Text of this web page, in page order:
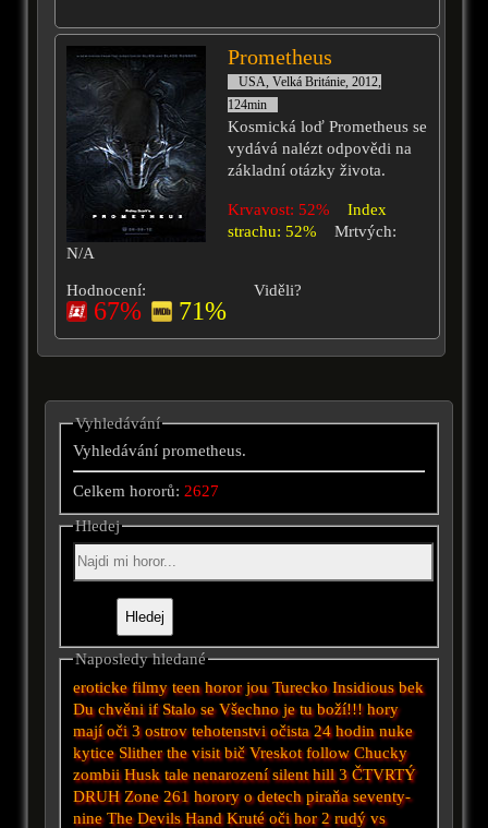
Prometheus
USA, Velká Británie, 2012,
124min
Kosmická loď Prometheus se
vydává nalézt odpovědi na
základní otázky života.
Krvavost: 52%
Index
strachu: 52%
Mrtvých:
N/A
Hodnocení:
67% 71%
Viděli?
Vyhledávání
Vyhledávání prometheus.
Celkem hororů:2627
Hledej
Naposledy hledané
eroticke filmy teen horor jou Turecko Insidious bek
Du chvěni if Stalo se Všechno je tu boží!!!hory
mají oči 3 ostrov tehotenstvi očista 24 hodin nuke
kytice Slither the visit bič Vreskot follow Chucky
zombii Husk tale nenarození silent hill 3 ČTVRTÝ
DRUH Zone 261 horory o detech piraňa seventy-
nine The Devils Hand Kruté oči hor 2 rudý vs